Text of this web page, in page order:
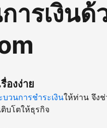
ารเงินด้
องง่าย
วนการชำระเงินให้ท่าน จึง
บโตให้ธุรกิจ